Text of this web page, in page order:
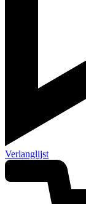
Verlanglijst